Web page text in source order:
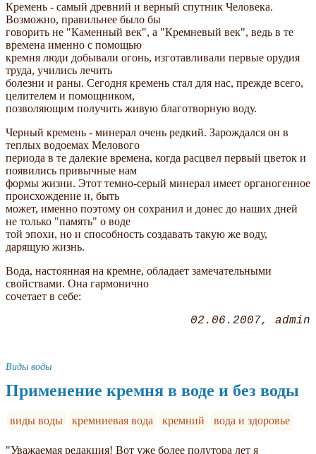
Кремень - самый древний и верный спутник Человека.
Возможно, правильнее было бы
говорить не "Каменный век", а "Кремневый век", ведь в те
времена именно с помощью
кремня люди добывали огонь, изготавливали первые орудия
труда, учились лечить
болезни и раны. Сегодня кремень стал для нас, прежде всего,
целителем и помощником,
позволяющим получить живую благотворную воду.
Черный кремень - минерал очень редкий. Зарождался он в
теплых водоемах Мелового
периода в те далекие времена, когда расцвел первый цветок и
появились привычные нам
формы жизни. Этот темно-серый минерал имеет органогенное
происхождение и, быть
может, именно поэтому он сохранил и донес до наших дней
не только "память" о воде
той эпохи, но и способность создавать такую же воду,
дарящую жизнь.
Вода, настоянная на кремне, обладает замечательными
свойствами. Она гармонично
сочетает в себе:
02.06.2007 admin
Виды воды
Применение кремня в воде и без воды
виды воды кремниевая вода кремний вода и здоровье
"Уважаемая редакция! Вот уже более полутора лет я